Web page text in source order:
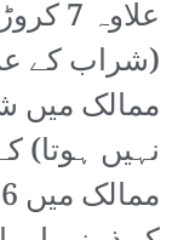
(شراب کے
ممالک میں
نہیں ہوتا)